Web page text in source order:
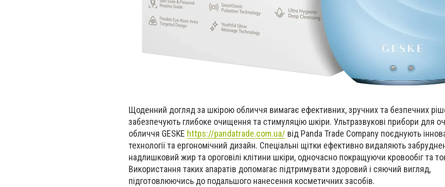
Щоденний догляд за шкірою обличчя вимагає ефективних, зручних та безпечних
забезпечують глибоке очищення та стимуляцію шкіри. Ультразвукові прибори для
обличчя GESKE https://pandatrade.com.ua/ від Panda Trade Company поєднують
технології та ергономічний дизайн. Спеціальні щітки ефективно видаляють
надлишковий жир та ороговілі клітини шкіри, одночасно покращуючи кровообіг та
Використання таких апаратів допомагає підтримувати здоровий і сяючий вигляд,
підготовлюючись до подальшого нанесення косметичних засобів.